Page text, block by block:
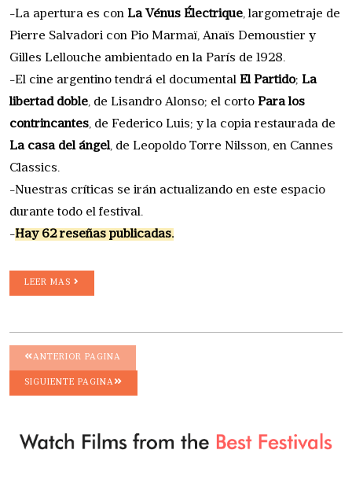
-La apertura es con La Vénus Électrique, largometraje de
Pierre Salvadori con Pio Marmaï, Anaïs Demoustier y
Gilles Lellouche ambientado en la París de 1928.
-El cine argentino tendrá el documental El Partido; La
libertad doble, de Lisandro Alonso; el corto Para los
contrincantes, de Federico Luis; y la copia restaurada de
La casa del ángel, de Leopoldo Torre Nilsson, en Cannes
Classics.
-Nuestras críticas se irán actualizando en este espacio
durante todo el festival.
-Hay 62 reseñas publicadas.
LEER MAS
ANTERIOR PAGINA
SIGUIENTE PAGINA